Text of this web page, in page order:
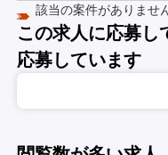
該当の案件がありませ
この求人に応募し
応募しています